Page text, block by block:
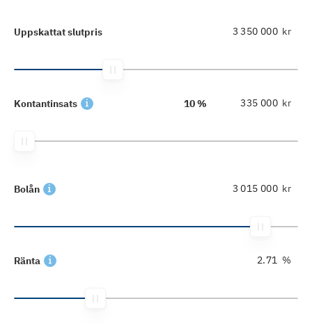
Uppskattat slutpris kr
Kontantinsats 10 % kr
Bolån kr
Ränta %